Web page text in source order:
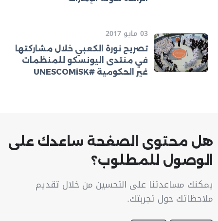
03 مايو 2017
تصريح نورة الكعبي خلال مشاركتها
في منتدى اليونسكو للمنظمات
غير الحكومية #UNESCOMiSK
هل محتوى الصفحة ساعدك على
الوصول للمطلوب؟
يمكنك مساعدتنا على التحسين من خلال تقديم
ملاحظاتك حول تجربتك.